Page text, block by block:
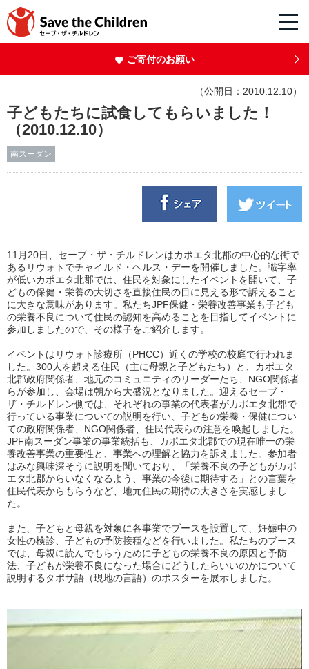
ご寄付のお願い
（公開日：2010.12.10）
子どもたちに試食してもらいました！
（2010.12.10）
南スーダン
11月20日、セーブ・ザ・チルドレンはカポエタ北郡の中心的な街で
あるリウォトでチャイルド・ヘルス・デーを開催しました。識字率
が低いカポエタ北郡では、住民を対象にしたイベントを開いて、子
どもの保健・栄養の大切さを直接住民の目に見える形で訴えること
に大きな意味があります。私たちJPF保健・栄養改善事業も子ども
の栄養不良について住民の認知を高めることを目指してイベントに
参加しましたので、その様子をご紹介します。
イベントはリウォト診療所（PHCC）近くの学校の校庭で行われま
した。300人を超える住民（主に母親と子どもたち）と、カポエタ
北郡政府関係者、地元のコミュニティのリーダーたち、NGO関係者
らが参加し、会場は朝から大盛況となりました。迎えるセーブ・
ザ・チルドレン側では、それぞれの事業の代表者がカポエタ北郡で
行っている事業についての説明を行い、子どもの栄養・保健につい
ての政府関係者、NGO関係者、住民代表らの注意を喚起しました。
JPF南スーダン事業の事業統括も、カポエタ北郡での現在唯一の栄
養改善事業の重要性と、事業への理解と協力を訴えました。参加者
はみな興味深そうに説明を聞いており、「栄養不良の子どもがカポ
エタ北郡からいなくなるよう、事業の今後に期待する」との言葉を
住民代表からもらうなど、地元住民の期待の大きさを実感しまし
た。
また、子どもと母親を対象に各事業でブースを設置して、妊娠中の
女性の検診、子どもの予防接種などを行いました。私たちのブース
では、母親に読んでもらうために子どもの栄養不良の原因と予防
法、子どもが栄養不良になった場合にどうしたらいいのかについて
説明するタポサ語（現地の言語）のポスターを展示しました。